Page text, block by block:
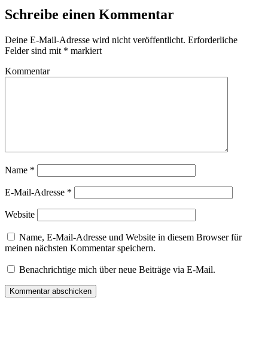
Schreibe einen Kommentar
Deine E-Mail-Adresse wird nicht veröffentlicht. Erforderliche
Felder sind mit * markiert
Kommentar
Name *
E-Mail-Adresse *
Website
Name, E-Mail-Adresse und Website in diesem Browser für
meinen nächsten Kommentar speichern.
Benachrichtige mich über neue Beiträge via E-Mail.